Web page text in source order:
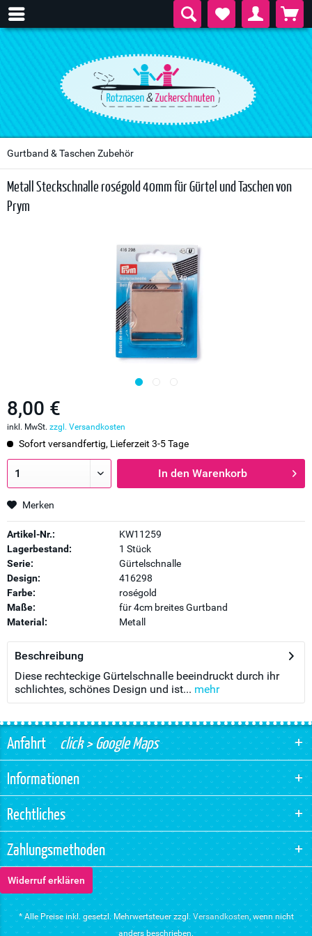
Gurtband & Taschen Zubehör
Metall Steckschnalle roségold 40mm für Gürtel und Taschen von
Prym
8,00 €
inkl. MwSt. zzgl. Versandkosten
Sofort versandfertig, Lieferzeit 3-5 Tage
In den Warenkorb
Merken
Artikel-Nr.:
KW11259
Lagerbestand:
1 Stück
Serie:
Gürtelschnalle
Design:
416298
Farbe:
roségold
Maße:
für 4cm breites Gurtband
Material:
Metall
Beschreibung
Diese rechteckige Gürtelschnalle beeindruckt durch ihr
schlichtes, schönes Design und ist... mehr
Anfahrtclick > Google Maps
Informationen
Rechtliches
Zahlungsmethoden
Widerruf erklären
* Alle Preise inkl. gesetzl. Mehrwertsteuer zzgl. Versandkosten, wenn nicht
anders beschrieben.